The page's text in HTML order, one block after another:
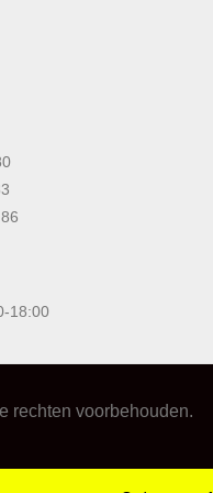
18:00
rechten voorbehouden.